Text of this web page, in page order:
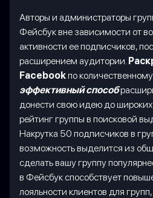
Авторы и администраторы
Фейсбук вне зависимости от
активности ее подписчиков,
расширением аудитории.
Facebookпо
эффективный способ
донести свою идею до
рейтинг группы в поисковой
Накрутка 50 подписчиков в
возможность выделится из
сделать вашу группу
в Фейсбук способствует
лояльности клиентов для